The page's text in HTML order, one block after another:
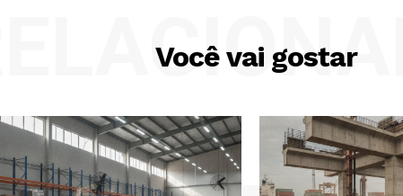
Você vai gostar